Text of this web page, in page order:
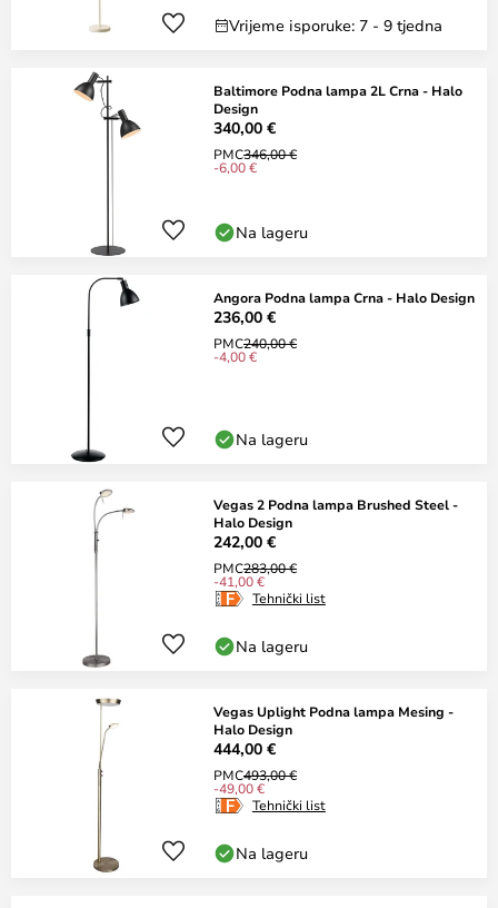
Vrijeme isporuke: 7 - 9 tjedna
Baltimore Podna lampa 2L Crna - Halo
Design
340,00 €
PMC346,00 €
-6,00 €
Na lageru
Angora Podna lampa Crna - Halo Design
236,00 €
PMC240,00 €
-4,00 €
Na lageru
Vegas 2 Podna lampa Brushed Steel -
Halo Design
242,00 €
PMC283,00 €
-41,00 €
Tehnički list
Na lageru
Vegas Uplight Podna lampa Mesing -
Halo Design
444,00 €
PMC493,00 €
-49,00 €
Tehnički list
Na lageru